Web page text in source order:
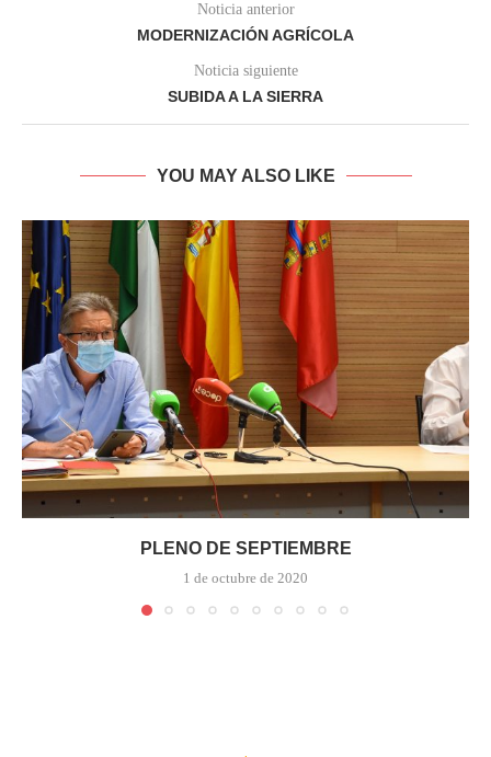
Noticia anterior
MODERNIZACIÓN AGRÍCOLA
Noticia siguiente
SUBIDA A LA SIERRA
YOU MAY ALSO LIKE
PLENO DE SEPTIEMBRE
1 de octubre de 2020